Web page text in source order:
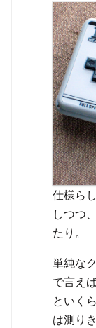
仕様ら
しつつ
たり。
単純な
で言え
といく
は測り